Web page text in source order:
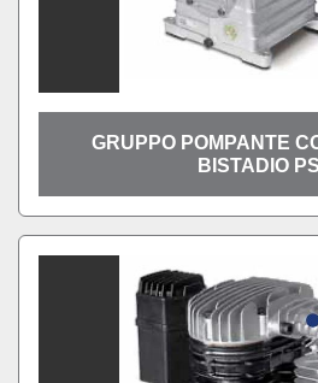
GRUPPO POMPANTE
BISTADIO